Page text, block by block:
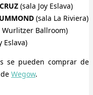
(sala Joy Eslava)
(sala La Riviera)
Wurlitzer Ballroom)
Eslava)
se pueden comprar de
Wegow.